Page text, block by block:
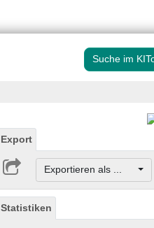
Suche im
Export
Exportieren als ...
Statistiken